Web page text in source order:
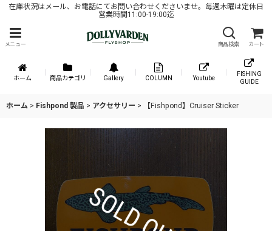
在庫状況はメール、お電話にてお問い合わせくださいませ。毎週木曜は定休日
営業時間11:00-19:00迄
メニュー 商品検索 カート
ホーム 商品カテゴリ Gallery COLUMN Youtube
FISHING
GUIDE
ホーム > Fishpond 製品 > アクセサリー > 【Fishpond】Cruiser Sticker